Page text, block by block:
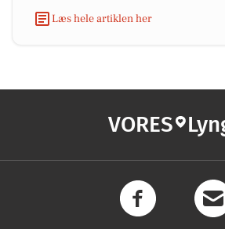
Læs hele artiklen her
VORES